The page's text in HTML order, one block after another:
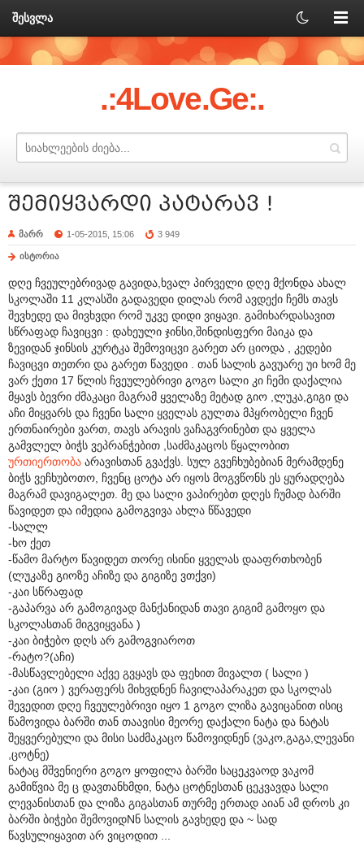
შესვლა
.:4Love.Ge:.
შემიყვარდი პატარავ !
მარრ 1-05-2015, 15:06 3 949
ისტორია
დღე ჩვეულებრივად გავიდა,ხვალ პირველი დღე მქონდა ახალ
სკოლაში 11 კლასში გადავედი დილას რომ ავდექი ჩემს თავს
შევხედე და მივხვდი რომ უკვე დიდი ვიყავი. გამიხარდასავით
სწრაფად ჩავიცვი : დახეული ჯინსი,შინდისფერი მაიკა და
ზევიდან ჯინსის კურტკა შემოვიცვი გარეთ არ ციოდა , კედები
ჩავიცვი თეთრი და გარეთ წავედი . თან სალის გავუარე უი ხომ მე
ვარ ქეთი 17 წლის ჩვეულებრივი გოგო სალი კი ჩემი დაქალია
მყავს ბევრი ძმაკაცი მაგრამ ყველაზე მეტად გიო ,ლუკა,გიგი და
აჩი მიყვარს და ჩვენი სალი ყველას გულთა მპყრობელი ჩვენ
ერთნაირები ვართ, თავს არავის ვაჩაგვრინებთ და ყველა
გამვლელ ბიჭს ვეპრანჭებით ,საძმაკაცოს წყალობით
ურთიერთობა არავისთან გვაქვს. სულ გვეჩხუბებიან მერამდენე
ბიჭს ვეჩხუბოთო, ჩვენც ცოტა არ იყოს მოგვწონს ეს ყურადღება
მაგრამ დავიგალეთ. მე და სალი ვაპირებთ დღეს ჩუმად ბარში
წავიდეთ და იმედია გამოგვივა ახლა წწავედი
-სალლ
-ხო ქეთ
-წამო მარტო წავიდეთ თორე ისინი ყველას დააფრთხობენ
(ლუკაზე გიოზე აჩიზე და გიგიზე ვთქვი)
-კაი სწრაფად
-გაპარვა არ გამოგივად მანქანიდან თავი გიგიმ გამოყო და
სკოლასთან მიგვიყვანა )
-კაი ბიჭებო დღს არ გამოგვიაროთ
-რატო?(აჩი)
-მასწავლებელი აქვე გვყავს და ფეხით მივალთ ( სალი )
-კაი (გიო ) ვერაფერს მიხვდნენ ჩავილაპარაკეთ და სკოლას
შევედით დღე ჩვეულებრივი იყო 1 გოგო ლიზა გავიცანით ისიც
წამოვიდა ბარში თან თაავისი მეორე დაქალი ნატა და ნატას
შეყვერებული და მისი საძმაკაცო წამოვიდნენ (ვაკო,გაგა,ლევანი
,ცოტნე)
ნატაც მშვენიერი გოგო ყოფილა ბარში საცეკვაოდ ვაკომ
გამიწვია მე ც დავთანხმდი, ნატა ცოტნესთან ცეკვავდა სალი
ლევანისთან და ლიზა გიგასთან თურმე ერთად აიან ამ დროს კი
ბარში ბიჭები შემოვიდNნ სალის გავხედე და ~ სად
წავსულიყავით არ ვიცოდით ...